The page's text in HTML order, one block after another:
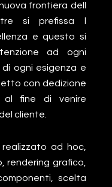
frontiera dell
si prefissa l
e questo si
ad ogni
ogni esigenza e
con dedizione
al fine di venire
cliente.
ad hoc,
rendering grafico,
scelta